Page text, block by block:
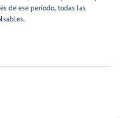
de ese período, todas las